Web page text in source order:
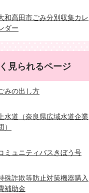
和高田市ごみ分別収集カレ
ダー
見られるページ
みの出し方
上水道（奈良県広域水道企業
）
ミュニティバスきぼう号
殊詐欺等防止対策機器購入
補助金